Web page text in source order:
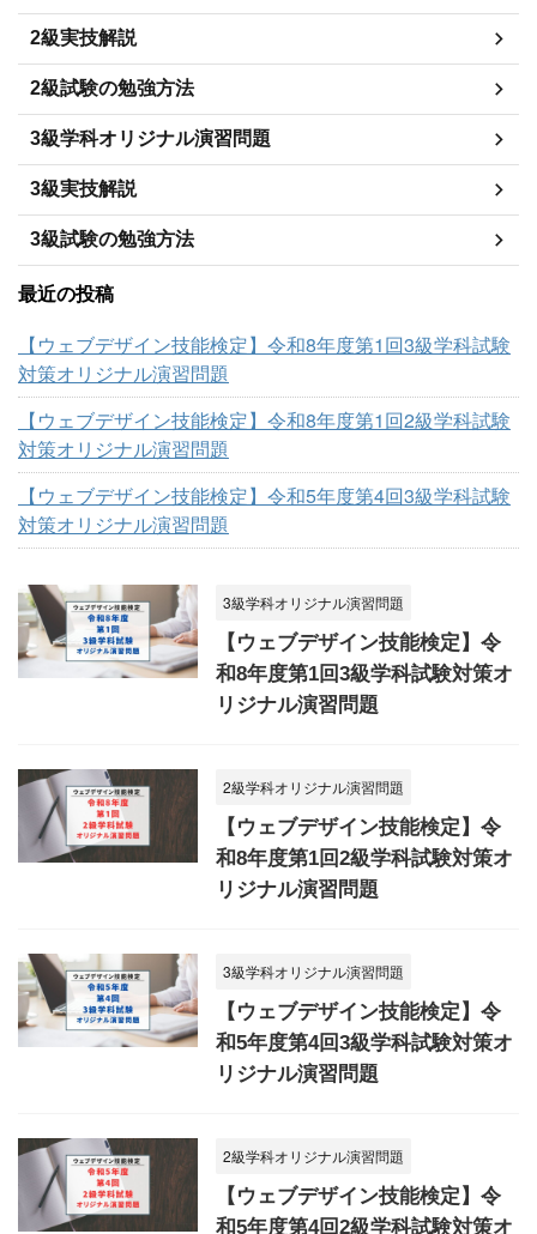
2級実技解説
2級試験の勉強方法
3級学科オリジナル演習問題
3級実技解説
3級試験の勉強方法
最近の投稿
【ウェブデザイン技能検定】令和8年度第1回3級学科試験
対策オリジナル演習問題
【ウェブデザイン技能検定】令和8年度第1回2級学科試験
対策オリジナル演習問題
【ウェブデザイン技能検定】令和5年度第4回3級学科試験
対策オリジナル演習問題
3級学科オリジナル演習問題
【ウェブデザイン技能検定】令
和8年度第1回3級学科試験対策オ
リジナル演習問題
2級学科オリジナル演習問題
【ウェブデザイン技能検定】令
和8年度第1回2級学科試験対策オ
リジナル演習問題
3級学科オリジナル演習問題
【ウェブデザイン技能検定】令
和5年度第4回3級学科試験対策オ
リジナル演習問題
2級学科オリジナル演習問題
【ウェブデザイン技能検定】令
和5年度第4回2級学科試験対策オ